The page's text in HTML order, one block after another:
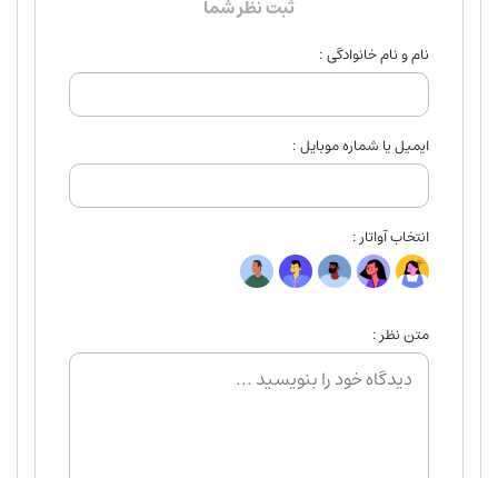
ثبت نظر شما
نام و نام خانوادگی :
ایمیل یا شماره موبایل :
انتخاب آواتار :
متن نظر :